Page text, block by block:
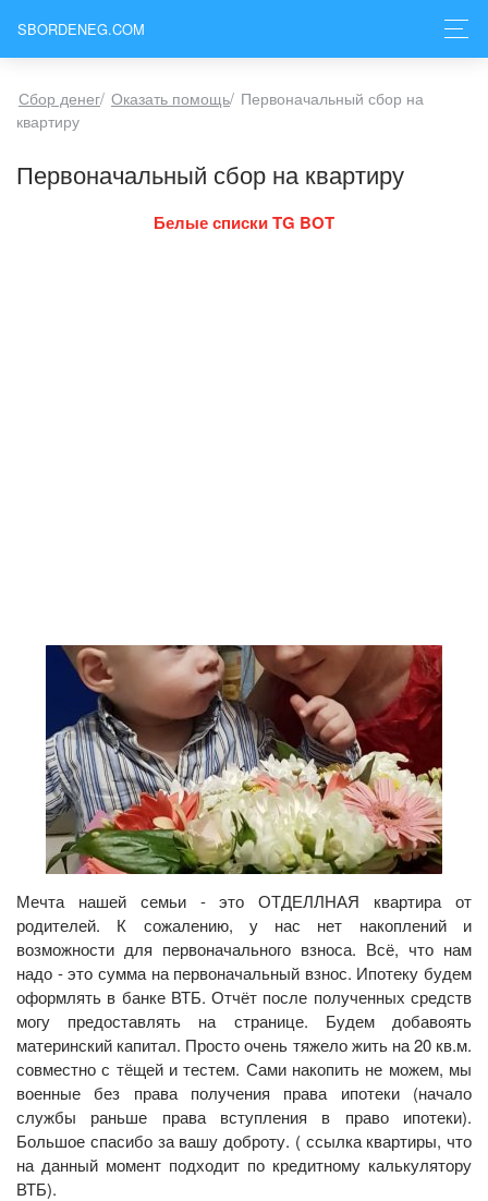
SBORDENEG.COM
Сбор денег/ Оказать помощь/ Первоначальный сбор на
квартиру
Первоначальный сбор на квартиру
Белые списки TG BOT
Мечта нашей семьи - это ОТДЕЛЛНАЯ квартира от
родителей. К сожалению, у нас нет накоплений и
возможности для первоначального взноса. Всё, что нам
надо - это сумма на первоначальный взнос. Ипотеку будем
оформлять в банке ВТБ. Отчёт после полученных средств
могу предоставлять на странице. Будем добавоять
материнский капитал. Просто очень тяжело жить на 20 кв.м.
совместно с тёщей и тестем. Сами накопить не можем, мы
военные без права получения права ипотеки (начало
службы раньше права вступления в право ипотеки).
Большое спасибо за вашу доброту. ( ссылка квартиры, что
на данный момент подходит по кредитному калькулятору
ВТБ).